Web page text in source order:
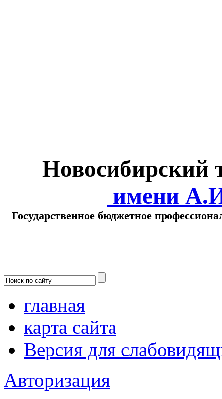
Новосибирский
имени
Государственное бюджетное
главная
карта сайта
Версия для
Авторизация